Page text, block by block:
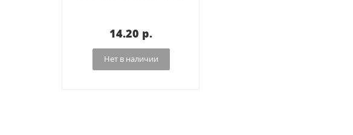
14.20 p.
Нет в наличии